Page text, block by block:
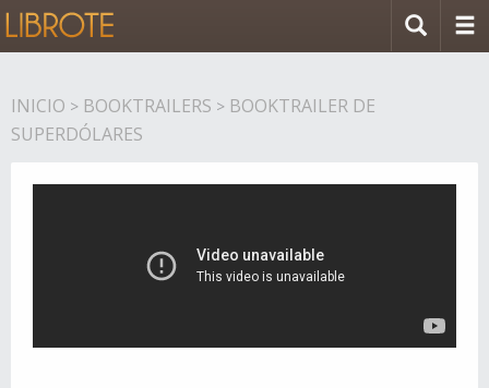
INICIO > BOOKTRAILERS > BOOKTRAILER DE
SUPERDÓLARES